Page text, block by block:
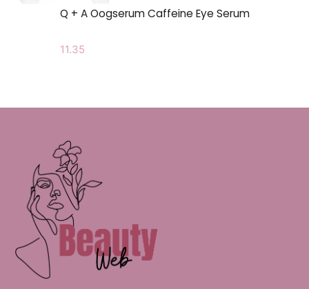
Q + A Oogserum Caffeine Eye Serum
11.35